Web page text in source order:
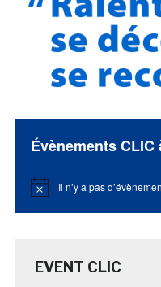
Évènements CLIC
Notice Il n’y a pas
EVENT CLIC